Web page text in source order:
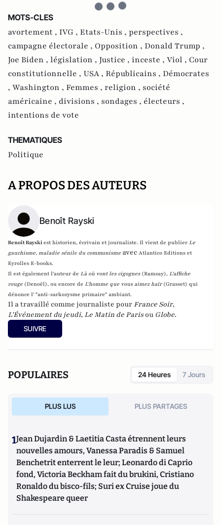
MOTS-CLES
avortement , IVG , Etats-Unis , perspectives ,
campagne électorale , Opposition , Donald Trump ,
Joe Biden , législation , Justice , inceste , Viol , Cour
constitutionnelle , USA , Républicains , Démocrates
, Washington , Femmes , religion , société
américaine , divisions , sondages , électeurs ,
intentions de vote
THEMATIQUES
Politique
A PROPOS DES AUTEURS
Benoît Rayski
Benoît Rayskiest historien, écrivain et journaliste. Il vient de publier Le
gauchisme, maladie sénile du communisme avec Atlantico Editions et
Eyrolles E-books.
Il est également l'auteur de Là où vont les cigognes (Ramsay), L'affiche
rouge (Denoël), ou encore de L'homme que vous aimez haïr (Grasset) qui
dénonce l' "anti-sarkozysme primaire" ambiant.
Il a travaillé comme journaliste pour France Soir,
L'Événement du jeudi, Le Matin de Parisou Globe.
SUIVRE
POPULAIRES 24 Heures 7 Jours
PLUS LUS PLUS PARTAGES
1Jean Dujardin & Laetitia Casta étrennent leurs
nouvelles amours, Vanessa Paradis & Samuel
Benchetrit enterrent le leur; Leonardo di Caprio
fond, Victoria Beckham fait du brukini, Cristiano
Ronaldo du bisco-fils; Suri ex Cruise joue du
Shakespeare queer